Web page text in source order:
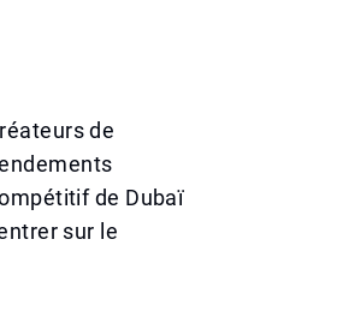
de
de Dubaï
sur le